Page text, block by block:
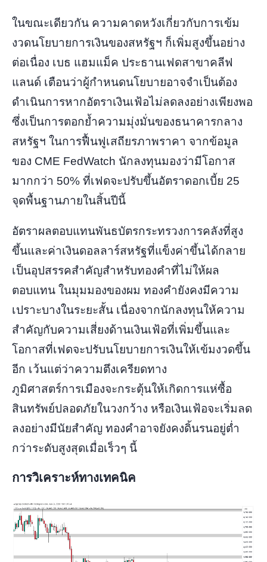
ในขณะเดียวกัน ความคาดหวังเกี่ยวกับการเข้ม
งวดนโยบายการเงินของสหรัฐฯ ก็เพิ่มสูงขึ้นอย่าง
ต่อเนื่อง เบธ แฮมแม็ค ประธานเฟดสาขาคลีฟ
แลนด์ เตือนว่าผู้กำหนดนโยบายอาจจำเป็นต้อง
ดำเนินการหากอัตราเงินเฟ้อไม่ลดลงอย่างเพียงพอ
ซึ่งเป็นการตอกย้ำความมุ่งมั่นของธนาคารกลาง
สหรัฐฯ ในการฟื้นฟูเสถียรภาพราคา จากข้อมูล
ของ CME FedWatch นักลงทุนมองว่ามีโอกาส
มากกว่า 50% ที่เฟดจะปรับขึ้นอัตราดอกเบี้ย 25
จุดพื้นฐานภายในสิ้นปีนี้
อัตราผลตอบแทนพันธบัตรกระทรวงการคลังที่สูง
ขึ้นและค่าเงินดอลลาร์สหรัฐที่แข็งค่าขึ้นได้กลาย
เป็นอุปสรรคสำคัญสำหรับทองคำที่ไม่ให้ผล
ตอบแทน ในมุมมองของผม ทองคำยังคงมีความ
เปราะบางในระยะสั้น เนื่องจากนักลงทุนให้ความ
สำคัญกับความเสี่ยงด้านเงินเฟ้อที่เพิ่มขึ้นและ
โอกาสที่เฟดจะปรับนโยบายการเงินให้เข้มงวดขึ้น
อีก เว้นแต่ว่าความตึงเครียดทาง
ภูมิศาสตร์การเมืองจะกระตุ้นให้เกิดการแห่ซื้อ
สินทรัพย์ปลอดภัยในวงกว้าง หรือเงินเฟ้อจะเริ่มลด
ลงอย่างมีนัยสำคัญ ทองคำอาจยังคงดิ้นรนอยู่ต่ำ
กว่าระดับสูงสุดเมื่อเร็วๆ นี้
การวิเคราะห์ทางเทคนิค